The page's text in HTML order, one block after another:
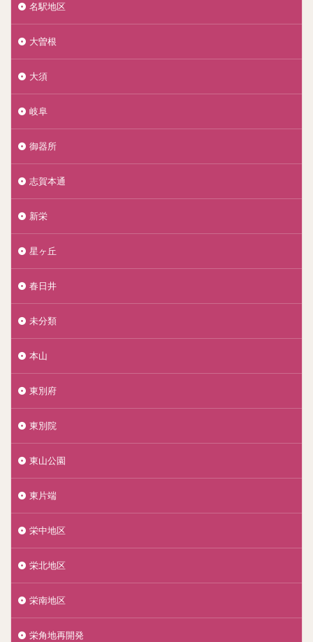
名駅地区
大曽根
大須
岐阜
御器所
志賀本通
新栄
星ヶ丘
春日井
未分類
本山
東別府
東別院
東山公園
東片端
栄中地区
栄北地区
栄南地区
栄角地再開発